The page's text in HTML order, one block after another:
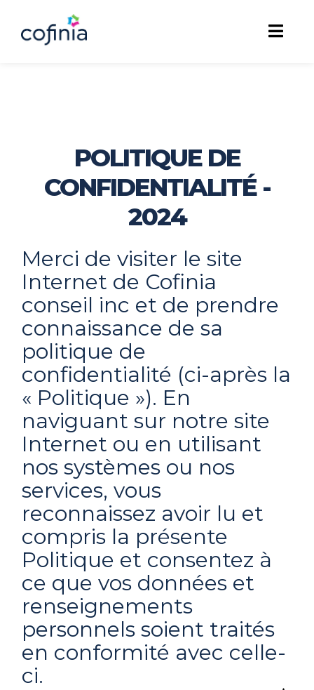
POLITIQUE DE
CONFIDENTIALITÉ -
2024
Merci de visiter le site
Internet de Cofinia
conseil inc et de prendre
connaissance de sa
politique de
confidentialité (ci-après la
« Politique »). En
naviguant sur notre site
Internet ou en utilisant
nos systèmes ou nos
services, vous
reconnaissez avoir lu et
compris la présente
Politique et consentez à
ce que vos données et
renseignements
personnels soient traités
en conformité avec celle-
ci.